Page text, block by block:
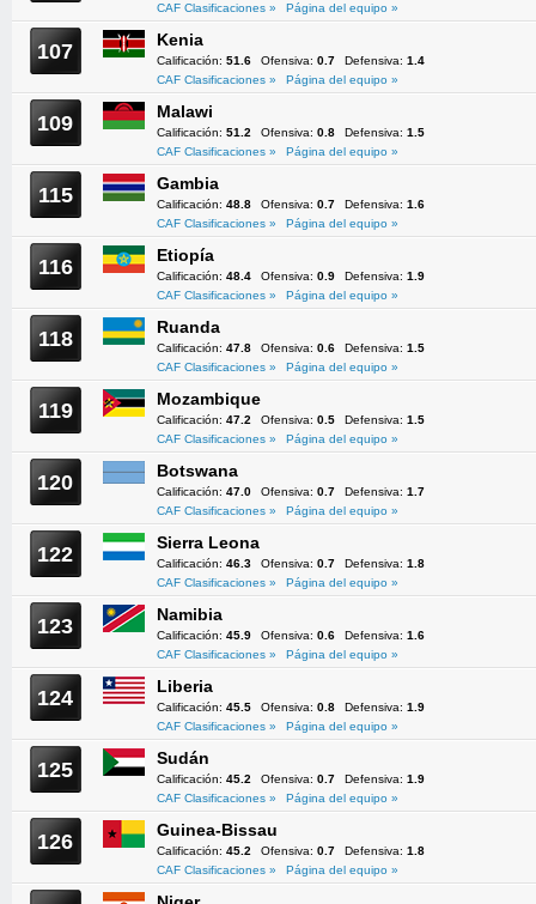
CAF Clasificaciones »
Página del equipo »
107 Kenia
Calificación: 51.6 Ofensiva: 0.7 Defensiva: 1.4
CAF Clasificaciones »
Página del equipo »
109 Malawi
Calificación: 51.2 Ofensiva: 0.8 Defensiva: 1.5
CAF Clasificaciones »
Página del equipo »
115 Gambia
Calificación: 48.8 Ofensiva: 0.7 Defensiva: 1.6
CAF Clasificaciones »
Página del equipo »
116 Etiopía
Calificación: 48.4 Ofensiva: 0.9 Defensiva: 1.9
CAF Clasificaciones »
Página del equipo »
118 Ruanda
Calificación: 47.8 Ofensiva: 0.6 Defensiva: 1.5
CAF Clasificaciones »
Página del equipo »
119 Mozambique
Calificación: 47.2 Ofensiva: 0.5 Defensiva: 1.5
CAF Clasificaciones »
Página del equipo »
120 Botswana
Calificación: 47.0 Ofensiva: 0.7 Defensiva: 1.7
CAF Clasificaciones »
Página del equipo »
122 Sierra Leona
Calificación: 46.3 Ofensiva: 0.7 Defensiva: 1.8
CAF Clasificaciones »
Página del equipo »
123 Namibia
Calificación: 45.9 Ofensiva: 0.6 Defensiva: 1.6
CAF Clasificaciones »
Página del equipo »
124 Liberia
Calificación: 45.5 Ofensiva: 0.8 Defensiva: 1.9
CAF Clasificaciones »
Página del equipo »
125 Sudán
Calificación: 45.2 Ofensiva: 0.7 Defensiva: 1.9
CAF Clasificaciones »
Página del equipo »
126 Guinea-Bissau
Calificación: 45.2 Ofensiva: 0.7 Defensiva: 1.8
CAF Clasificaciones »
Página del equipo »